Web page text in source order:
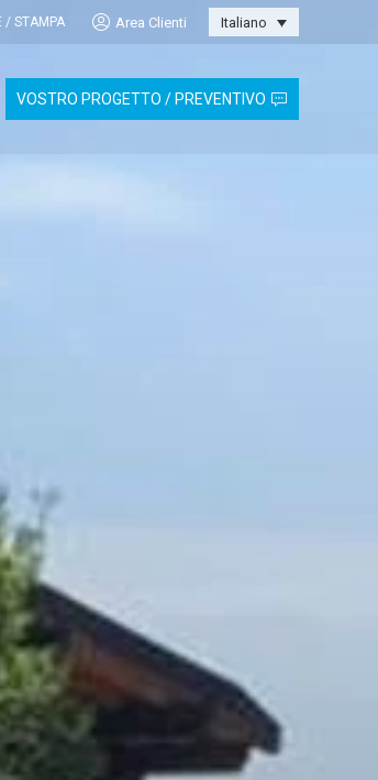
/ STAMPA Area Clienti Italiano
VOSTRO PROGETTO / PREVENTIVO